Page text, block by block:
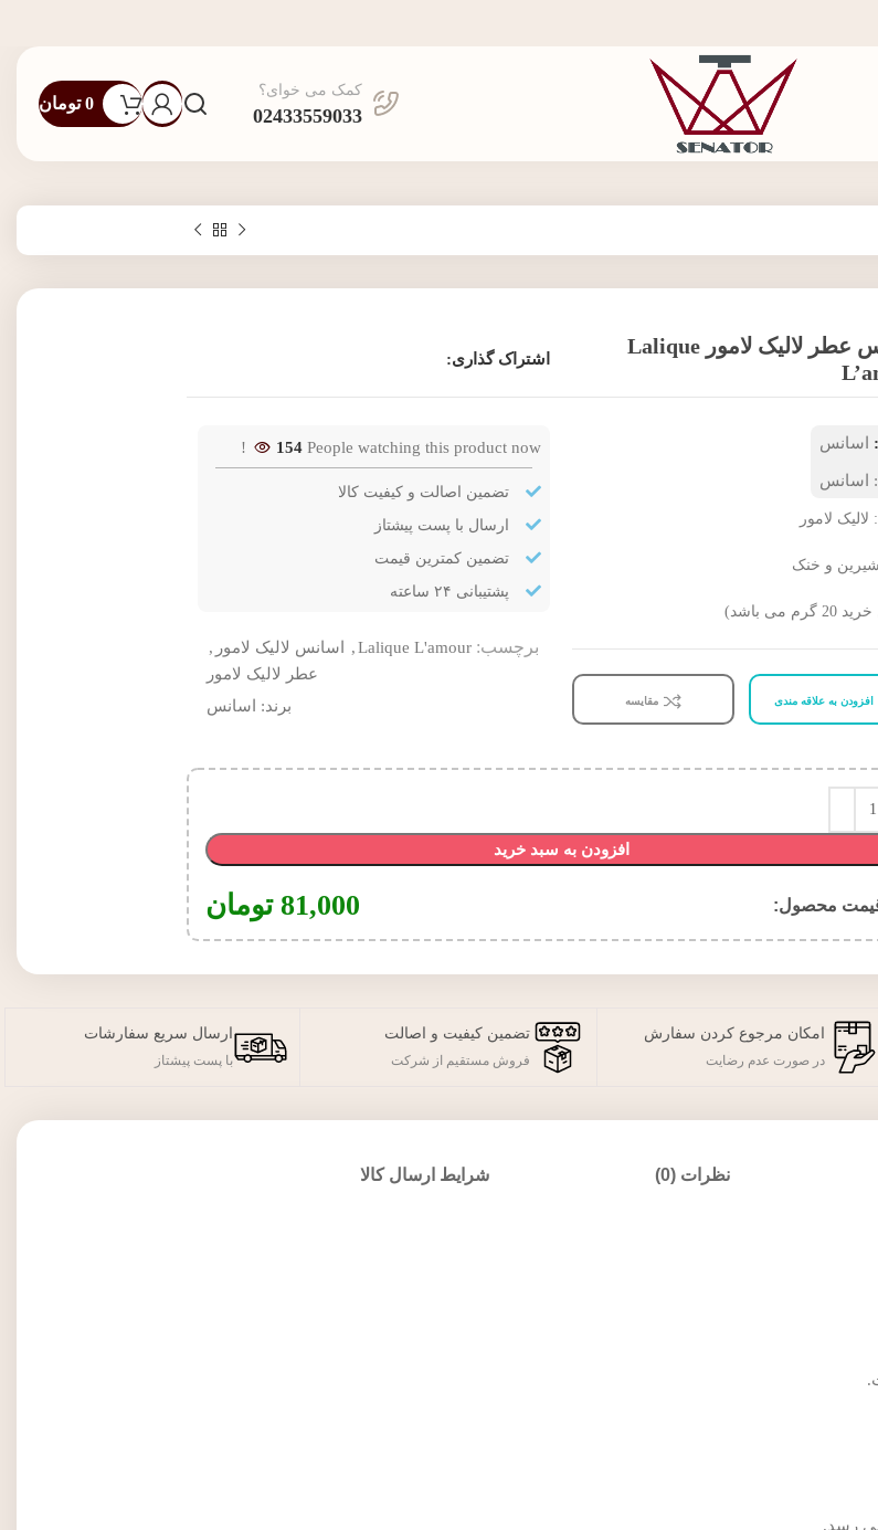
کمک می خوای؟
02433559033
0 تومان
اسانس عطر لالیک لامور Lalique
اشتراک گذاری:
اسانس
اسانس
لامور
شیرین و خنک
می باشد)
افزودن به علاقه مندی مقایسه
154 People watching this product now!
تضمین اصالت و کیفیت کالا
ارسال با پست پیشتاز
تضمین کمترین قیمت
پشتیبانی ۲۴ ساعته
برچسب: Lalique L'amour
, اسانس لالیک لامور ,
عطر لالیک لامور
برند:
اسانس
افزودن به سبد خرید
محصول:​ 81,000 تومان
امکان مرجوع کردن سفارش
در صورت عدم رضایت
تضمین کیفیت و اصالت
فروش مستقیم از شرکت
ارسال سریع سفارشات
با پست پیشتاز
نظرات (0) شرایط ارسال کالا
رسد.